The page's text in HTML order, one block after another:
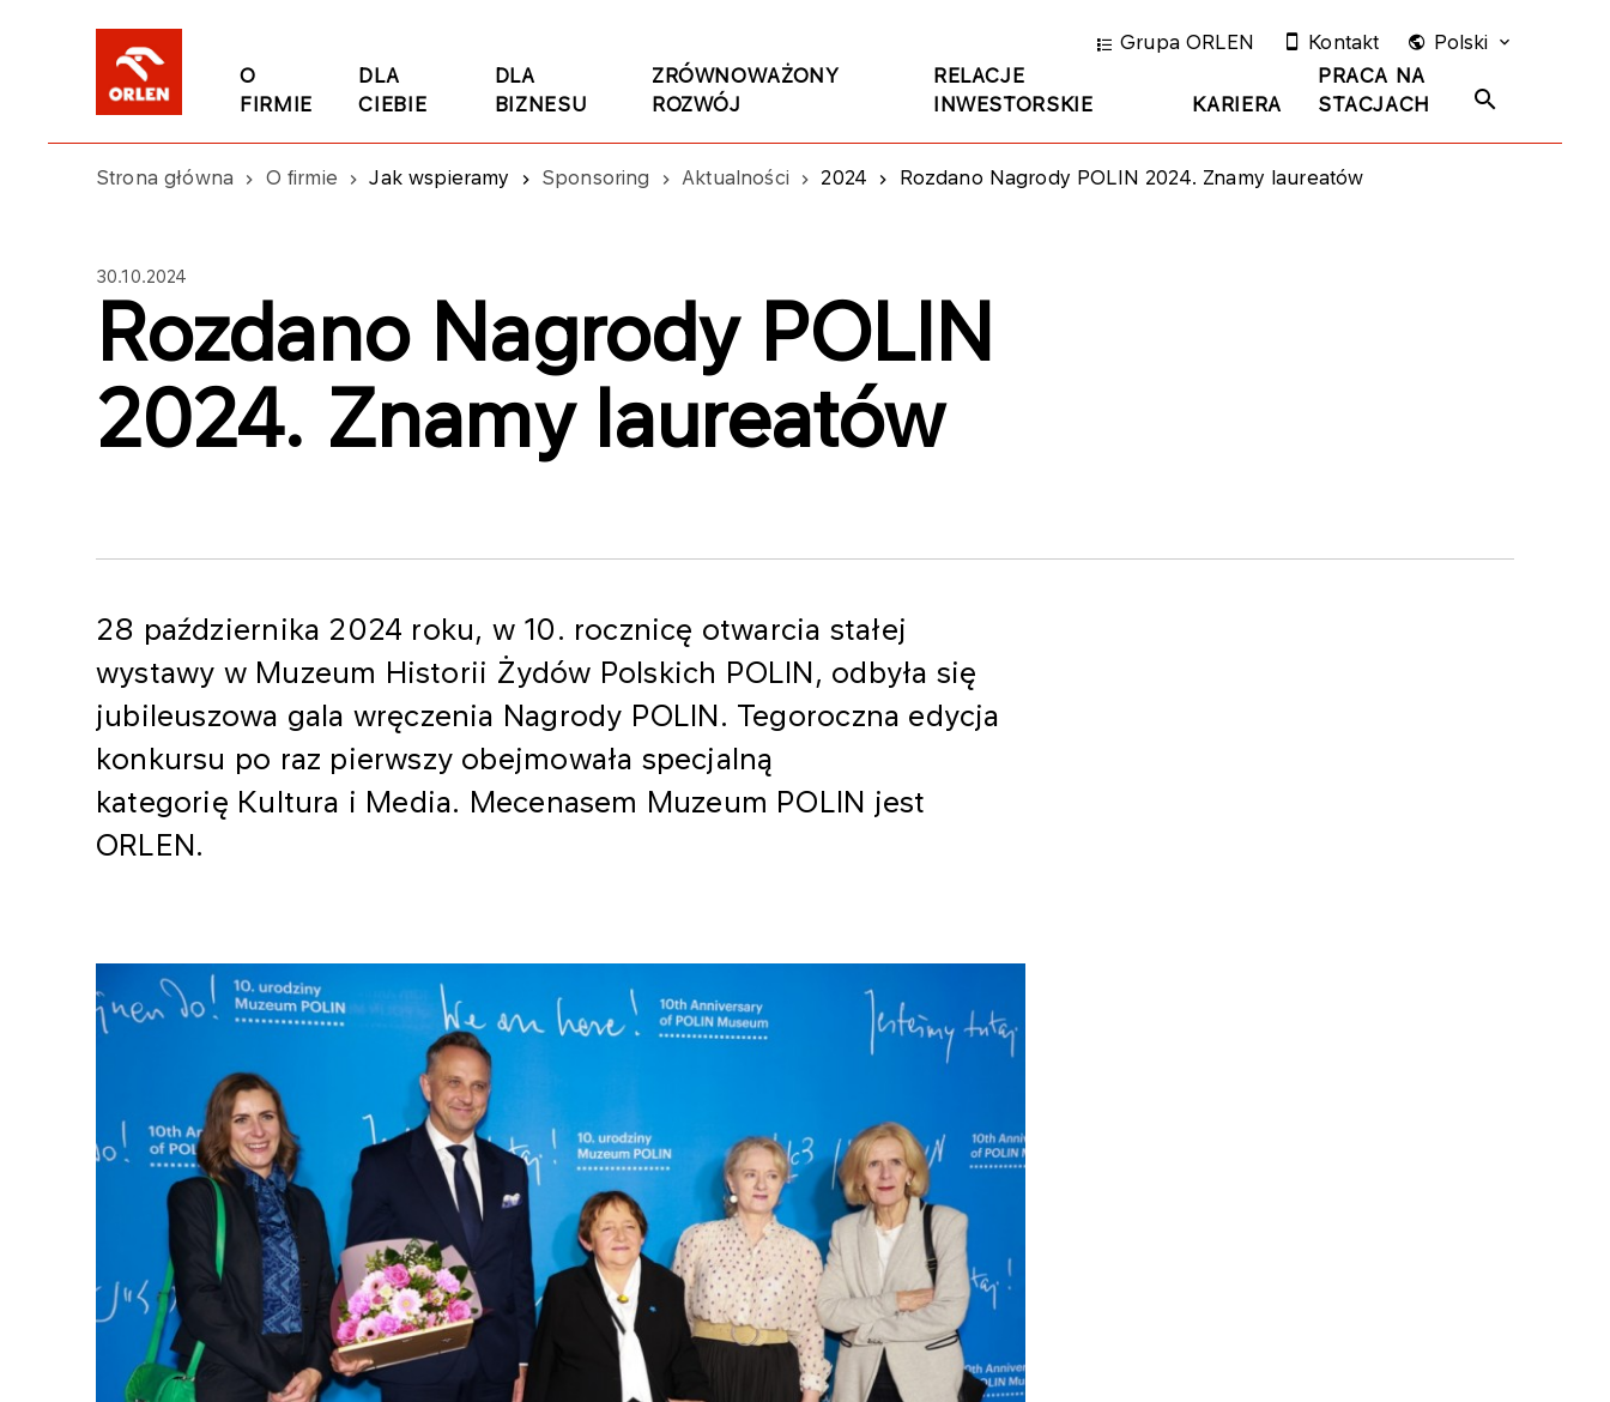
O
FIRMIE
DLA
CIEBIE
DLA
BIZNESU
ZRÓWNOWAŻONY
ROZWÓJ
RELACJE
INWESTORSKIE
KARIERA
PRACA NA
STACJACH
Grupa ORLEN Kontakt Polski
Strona główna O firmie Jak wspieramy Sponsoring Aktualności 2024 Rozdano Nagrody POLIN 2024. Znamy laureatów
30.10.2024
Rozdano Nagrody POLIN
2024. Znamy laureatów
28 października 2024 roku, w 10. rocznicę otwarcia stałej
wystawy w Muzeum Historii Żydów Polskich POLIN, odbyła się
jubileuszowa gala wręczenia Nagrody POLIN. Tegoroczna edycja
konkursu po raz pierwszy obejmowała specjalną
kategorię Kultura i Media. Mecenasem Muzeum POLIN jest
ORLEN.